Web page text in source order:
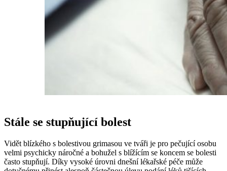
Stále se stupňující bolest
Vidět blízkého s bolestivou grimasou ve tváři je pro pečující osobu
velmi psychicky náročné a bohužel s blížícím se koncem se bolesti
často stupňují. Díky vysoké úrovni dnešní lékařské péče může